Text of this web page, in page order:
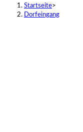
Startseite>
Dorfeingang